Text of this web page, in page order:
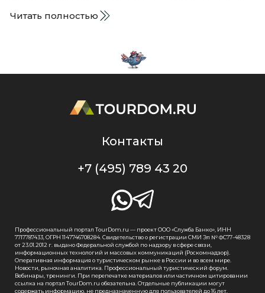
Читать полностью
Контакты
+7 (495) 789 43 20
Профессиональный портал TourDom.ru — проект ООО «Служба Банко», ИНН
7717787433, ОГРН 1147746708284. Свидетельство о регистрации СМИ Эл № ФС77-48328
от 23.01.2012 г. выдано Федеральной службой по надзору в сфере связи,
информационных технологий и массовых коммуникаций (Роскомнадзор).
Оперативная информация о туристическом рынке в России и во всем мире.
Новости, рыночная аналитика. Профессиональный туристический форум.
Вебинары, тренинги. При перепечатке материалов или частичном цитировании
ссылка на портал TourDom.ru обязательна. Отдельные публикации могут
содержать информацию, не предназначенную для пользователей до 16 лет.